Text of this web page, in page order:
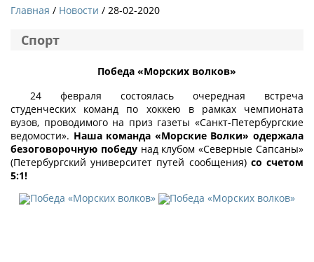
Главная Новости / 28-02-2020
Спорт
Победа «Морских волков»
24 февраля состоялась очередная встреча
студенческих команд по хоккею в рамках чемпионата
вузов, проводимого на приз газеты «Санкт-Петербургские
ведомости». Наша команда «Морские Волки» одержала
безоговорочную победунад клубом «Северные Сапсаны»
(Петербургский университет путей сообщения) со счетом
5:1!